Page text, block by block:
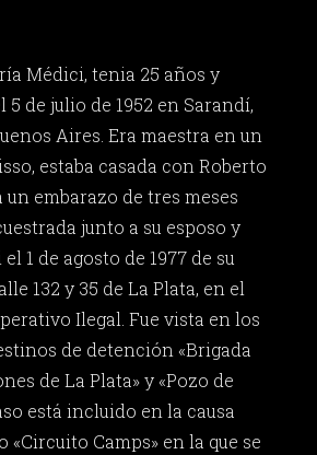
Médici, tenia 25 años y
de julio de 1952 en Sarandí,
Aires. Era maestra en un
estaba casada con Roberto
un embarazo de tres meses
junto a su esposo y
1 de agosto de 1977 de su
132 y 35 de La Plata, en el
Ilegal. Fue vista en los
de detención «Brigada
de La Plata» y «Pozo de
está incluido en la causa
«Circuito Camps» en la que se